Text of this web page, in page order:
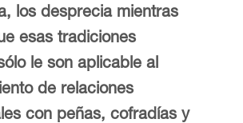
los desprecia mientras
esas tradiciones
le son aplicable al
de relaciones
con peñas, cofradías y